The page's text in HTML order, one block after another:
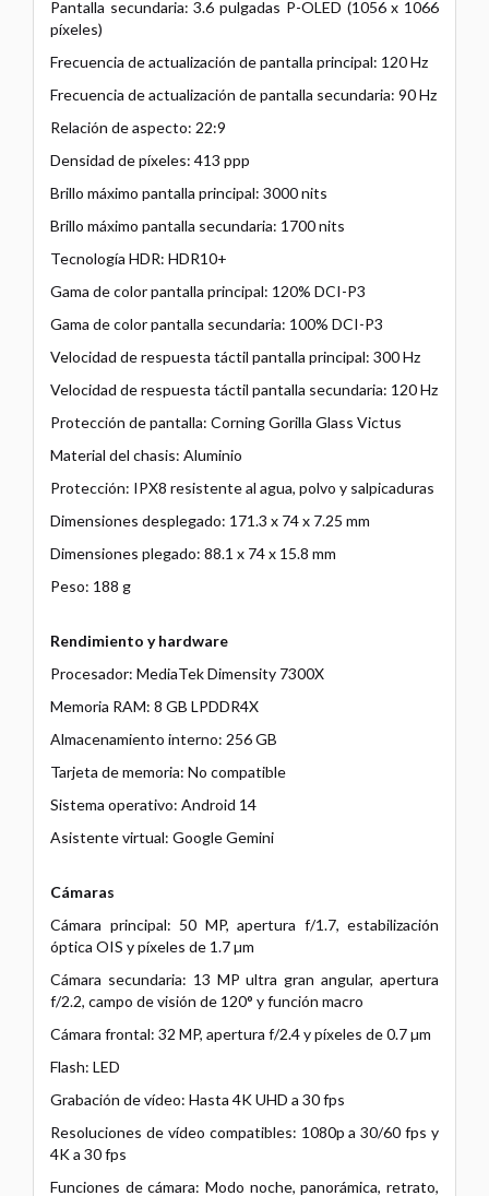
Pantalla secundaria: 3.6 pulgadas P-OLED (1056 x 1066
píxeles)
Frecuencia de actualización de pantalla principal: 120 Hz
Frecuencia de actualización de pantalla secundaria: 90 Hz
Relación de aspecto: 22:9
Densidad de píxeles: 413 ppp
Brillo máximo pantalla principal: 3000 nits
Brillo máximo pantalla secundaria: 1700 nits
Tecnología HDR: HDR10+
Gama de color pantalla principal: 120% DCI-P3
Gama de color pantalla secundaria: 100% DCI-P3
Velocidad de respuesta táctil pantalla principal: 300 Hz
Velocidad de respuesta táctil pantalla secundaria: 120 Hz
Protección de pantalla: Corning Gorilla Glass Victus
Material del chasis: Aluminio
Protección: IPX8 resistente al agua, polvo y salpicaduras
Dimensiones desplegado: 171.3 x 74 x 7.25 mm
Dimensiones plegado: 88.1 x 74 x 15.8 mm
Peso: 188 g
Rendimiento y hardware
Procesador: MediaTek Dimensity 7300X
Memoria RAM: 8 GB LPDDR4X
Almacenamiento interno: 256 GB
Tarjeta de memoria: No compatible
Sistema operativo: Android 14
Asistente virtual: Google Gemini
Cámaras
Cámara principal: 50 MP, apertura f/1.7, estabilización
óptica OIS y píxeles de 1.7 µm
Cámara secundaria: 13 MP ultra gran angular, apertura
f/2.2, campo de visión de 120° y función macro
Cámara frontal: 32 MP, apertura f/2.4 y píxeles de 0.7 µm
Flash: LED
Grabación de vídeo: Hasta 4K UHD a 30 fps
Resoluciones de vídeo compatibles: 1080p a 30/60 fps y
4K a 30 fps
Funciones de cámara: Modo noche, panorámica, retrato,